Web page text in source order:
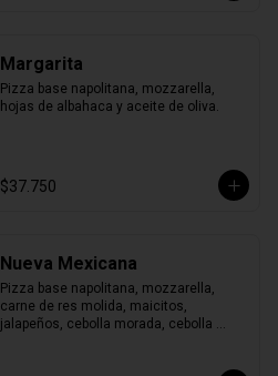
Margarita
Pizza base napolitana, mozzarella,
hojas de albahaca y aceite de oliva.
$37.750
Nueva Mexicana
Pizza base napolitana, mozzarella,
carne de res molida, maicitos,
jalapeños, cebolla morada, cebolla